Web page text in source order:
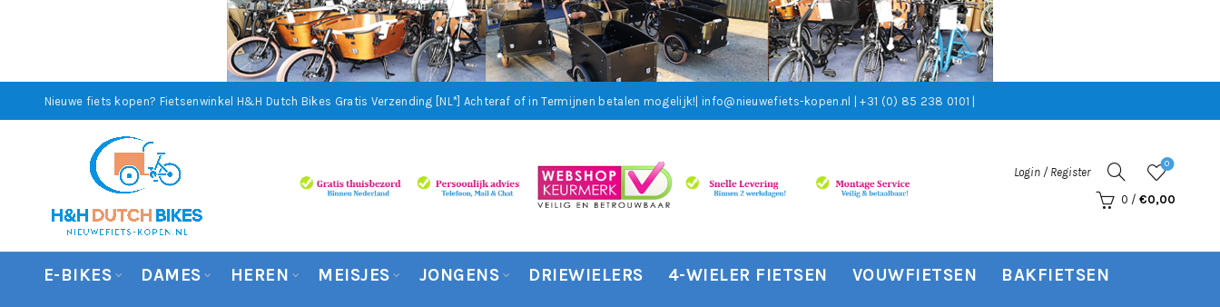
Nieuwe fiets kopen? Fietsenwinkel H&H Dutch Bikes Gratis Verzending [NL*] Achteraf of in Termijnen betalen mogelijk! | info@nieuwefiets-kopen.nl | +31 (0) 85 238 0101 |
Login / Register
0
0 / €0,00
E-BIKES DAMES HEREN MEISJES JONGENS DRIEWIELERS 4-WIELER FIETSEN VOUWFIETSEN BAKFIETSEN